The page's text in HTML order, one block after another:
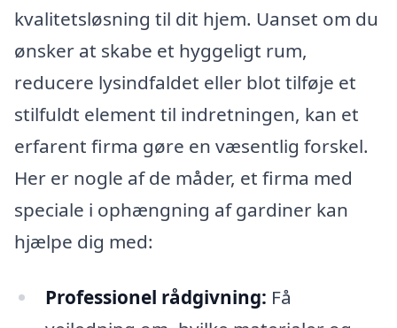
kvalitetsløsning til dit hjem. Uanset om du
ønsker at skabe et hyggeligt rum,
reducere lysindfaldet eller blot tilføje et
stilfuldt element til indretningen, kan et
erfarent firma gøre en væsentlig forskel.
Her er nogle af de måder, et firma med
speciale i ophængning af gardiner kan
hjælpe dig med:
Professionel rådgivning: Få